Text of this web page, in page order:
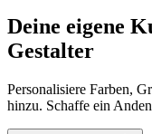
Deine eigene
Gestalter
Personalisiere Farben,
hinzu. Schaffe ein